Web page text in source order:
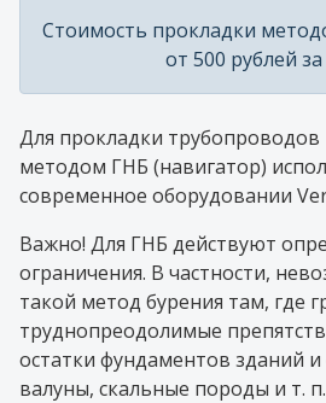
Стоимость прокладки
от 500 рублей
Для прокладки трубопроводов
методом ГНБ (навигатор)
современное оборудовании
Важно! Для ГНБ действуют
ограничения. В частности,
такой метод бурения там, где
труднопреодолимые
остатки фундаментов зданий
валуны, скальные породы и т. п.